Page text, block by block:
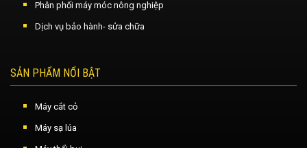
Phân phối máy móc nông nghiệp
Dịch vụ bảo hành- sửa chữa
SẢN PHẨM NỔI BẬT
Máy cắt cỏ
Máy sạ lúa